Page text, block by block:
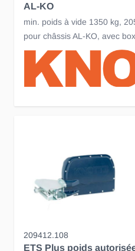
AL-KO
min. poids à vide 1350 kg,
pour châssis AL-KO, avec
209412.108
ETS Plus poids